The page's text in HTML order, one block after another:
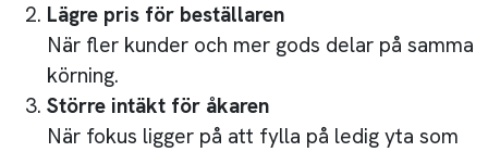
Lägre pris för beställaren
När fler kunder och mer gods delar på samma
körning.
Större intäkt för åkaren
När fokus ligger på att fylla på ledig yta som